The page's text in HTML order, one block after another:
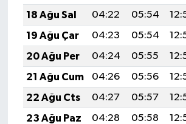
18 Ağu Sal
04:22 05:54
19 Ağu Çar
04:23 05:54
20 Ağu Per
04:24 05:55
21 Ağu Cum
04:26 05:56
22 Ağu Cts
04:27 05:57
23 Ağu Paz
04:28 05:58